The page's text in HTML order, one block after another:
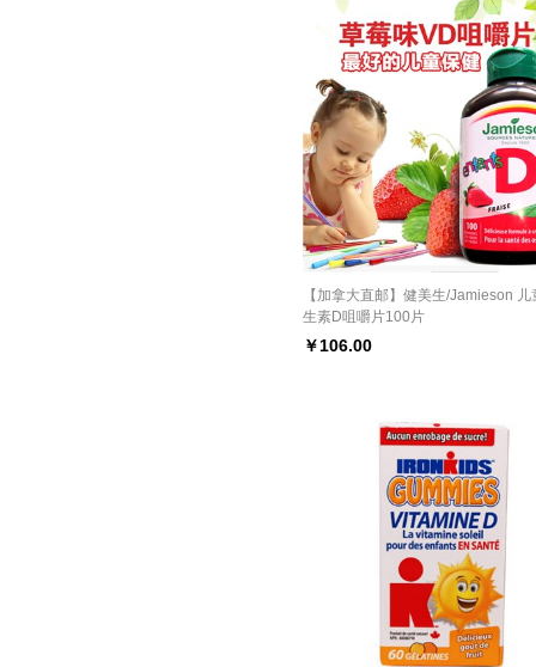
【加拿大直邮】健美生/Jamieson 儿
生素D咀嚼片100片
￥106.00